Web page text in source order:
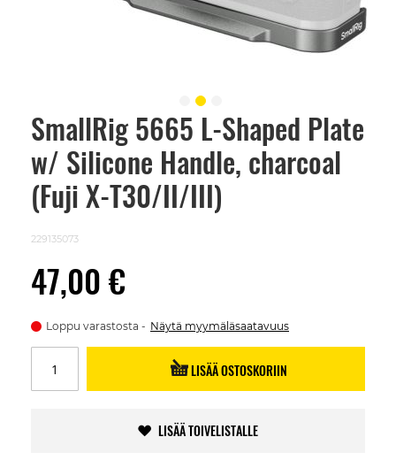
SmallRig 5665 L-Shaped Plate
w/ Silicone Handle, charcoal
(Fuji X-T30/II/III)
229135073
47,00 €
Loppu varastosta Näytä myymäläsaatavuus
LISÄÄ OSTOSKORIIN
LISÄÄ TOIVELISTALLE
Skip
beginning
images